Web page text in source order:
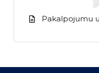
Pakalpojumu